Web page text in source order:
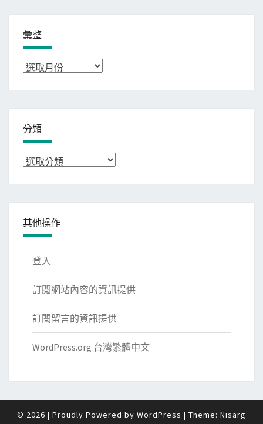
彙整
彙
分類
分
其他操作
登入
訂閱網站內容的資訊提供
訂閱留言的資訊提供
WordPress.org 台灣繁體中文
© 2026 | Proudly Powered by WordPress | Theme: Nisarg